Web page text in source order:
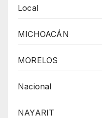
Local
MICHOACÁN
MORELOS
Nacional
NAYARIT